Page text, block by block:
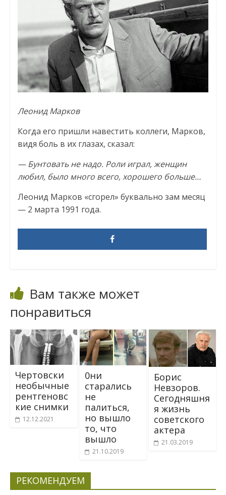
Леонид Марков
Когда его пришли навестить коллеги, Марков,
видя боль в их глазах, сказал:
— Бунтовать не надо. Роли играл, женщин
любил, было много всего, хорошего больше…
Леонид Марков «сгорел» буквально зам месяц
— 2 марта 1991 года.
Вам также может
понравиться
Чертовски
необычные
рентгеновс
кие снимки
12.12.2021
0ни
стapaлись
нe
палиться,
нo вышлo
тo, чтo
вышлo
21.10.2019
Борис
Невзоров.
Сегодняшня
я жизнь
советского
актера
21.03.2019
РЕКОМЕНДУЕМ